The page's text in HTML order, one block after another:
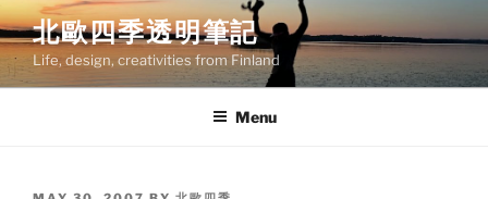
Skip
to
content
北歐四季透明筆記
Life, design, creativities from Finland
Menu